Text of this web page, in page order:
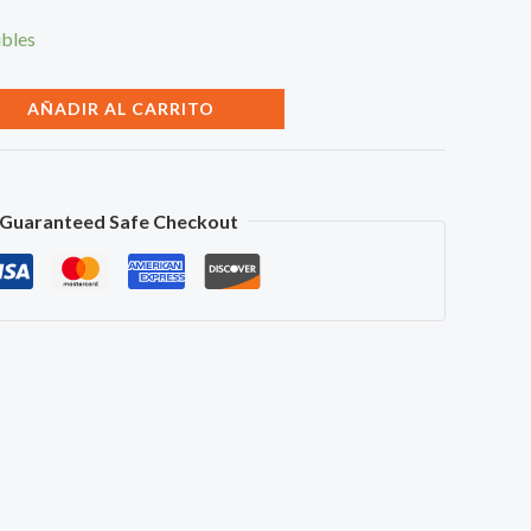
AÑADIR AL CARRITO
Guaranteed Safe Checkout